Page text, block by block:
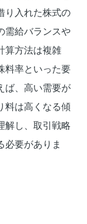
り入れた株式の
需給バランスや
算方法は複雑
料率といった要
ば、高い需要が
料は高くなる傾
解し、取引戦略
必要がありま